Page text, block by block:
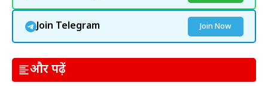
Join Telegram Join Now
और पढ़ें